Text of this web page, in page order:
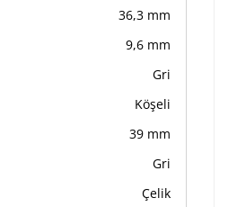
36,3 mm
9,6 mm
Gri
Köşeli
39 mm
Gri
Çelik